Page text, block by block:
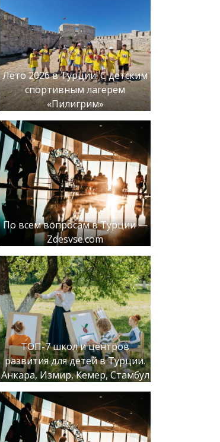
Лето 2026 в Турции! С детским
спортивным лагерем
«Пилигрим»
По всем вопросам в Турции —
Zdesvse.com
ТОП-7 школ и центров
развития для детей в Турции.
Анкара, Измир, Кемер, Стамбул